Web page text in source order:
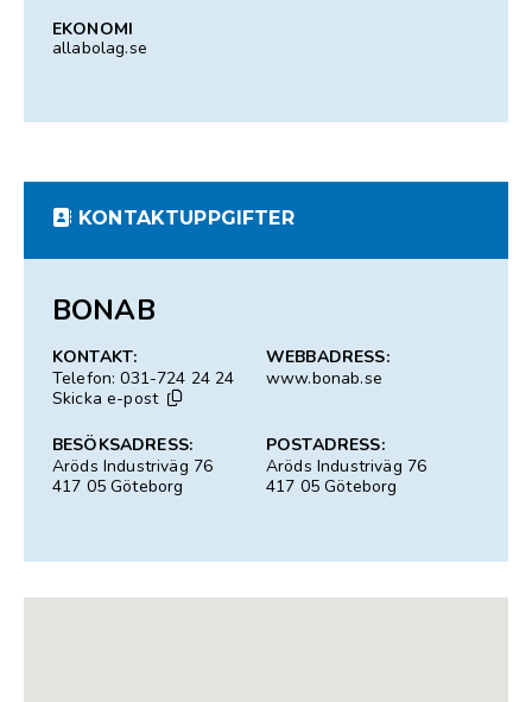
EKONOMI
allabolag.se
KONTAKTUPPGIFTER
BONAB
KONTAKT:
Telefon: 031-724 24 24
Skicka e-post
WEBBADRESS:
www.bonab.se
BESÖKSADRESS:
Aröds Industriväg 76
417 05 Göteborg
POSTADRESS:
Aröds Industriväg 76
417 05 Göteborg